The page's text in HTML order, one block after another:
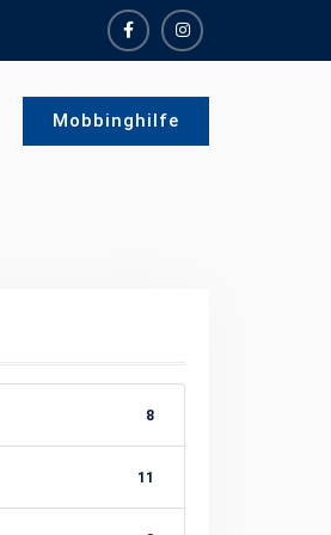
facebookinstagram
Mobbinghilfe
8
11